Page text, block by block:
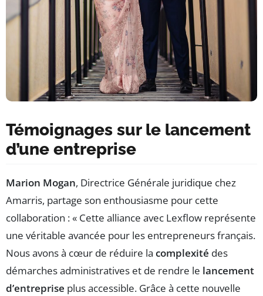
Témoignages sur le lancement
d’une entreprise
Marion Mogan, Directrice Générale juridique chez
Amarris, partage son enthousiasme pour cette
collaboration : « Cette alliance avec Lexflow représente
une véritable avancée pour les entrepreneurs français.
Nous avons à cœur de réduire la complexité des
démarches administratives et de rendre le lancement
d’entreprise plus accessible. Grâce à cette nouvelle